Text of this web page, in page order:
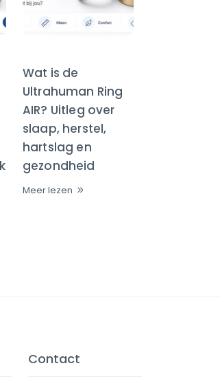
Wat is de
Ultrahuman Ring
AIR? Uitleg over
slaap, herstel,
hartslag en
gezondheid
Meer lezen
Contact